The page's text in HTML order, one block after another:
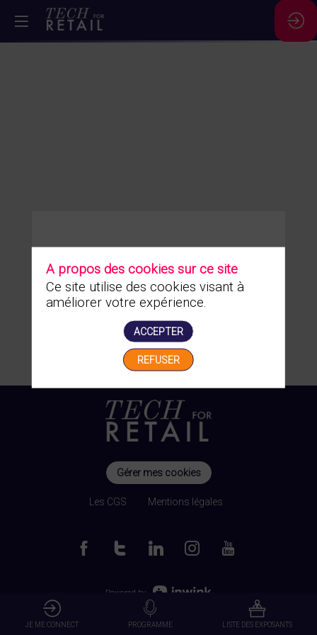
Vous n'êtes pas autorisé à accéder à ce contenu
Gérer mes cookies
Les CGS Mentions légales
Powered by
JE ME CONNECT PROGRAMME LISTE DES EXPOSANTS
A propos des cookies sur ce site
Ce site utilise des cookies visant à
améliorer votre expérience.
ACCEPTER
REFUSER